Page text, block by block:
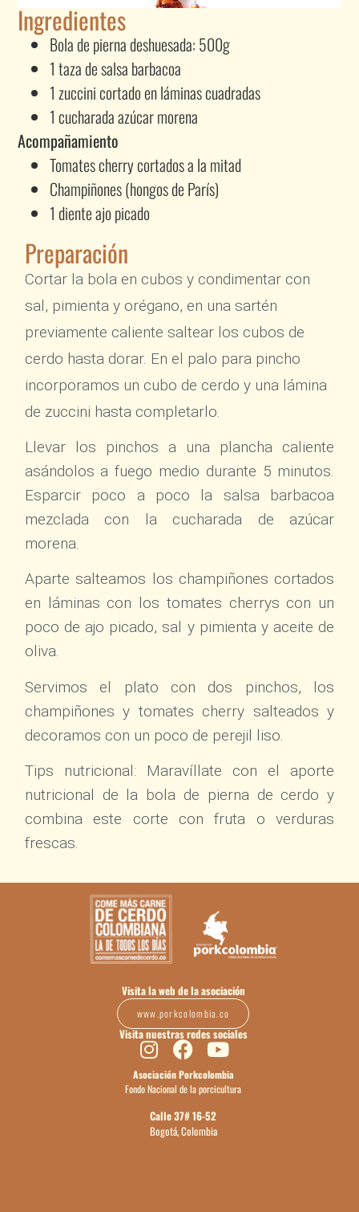
Ingredientes
Bola de pierna deshuesada: 500g
1 taza de salsa barbacoa
1 zuccini cortado en láminas cuadradas
1 cucharada azúcar morena
Acompañamiento
Tomates cherry cortados a la mitad
Champiñones (hongos de París)
1 diente ajo picado
Preparación
Cortar la bola en cubos y condimentar con
sal, pimienta y orégano, en una sartén
previamente caliente saltear los cubos de
cerdo hasta dorar. En el palo para pincho
incorporamos un cubo de cerdo y una lámina
de zuccini hasta completarlo.
Llevar los pinchos a una plancha caliente
asándolos a fuego medio durante 5 minutos.
Esparcir poco a poco la salsa barbacoa
mezclada con la cucharada de azúcar
morena.
Aparte salteamos los champiñones cortados
en láminas con los tomates cherrys con un
poco de ajo picado, sal y pimienta y aceite de
oliva.
Servimos el plato con dos pinchos, los
champiñones y tomates cherry salteados y
decoramos con un poco de perejil liso.
Tips nutricional: Maravíllate con el aporte
nutricional de la bola de pierna de cerdo y
combina este corte con fruta o verduras
frescas.
Visita la web de la asociación
www.porkcolombia.co
Visita nuestras redes sociales
Asociación Porkcolombia
Fondo Nacional de la porcicultura
Calle 37# 16-52
Bogotá, Colombia